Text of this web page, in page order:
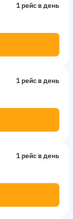
1 рейс в день
1 рейс в день
1 рейс в день